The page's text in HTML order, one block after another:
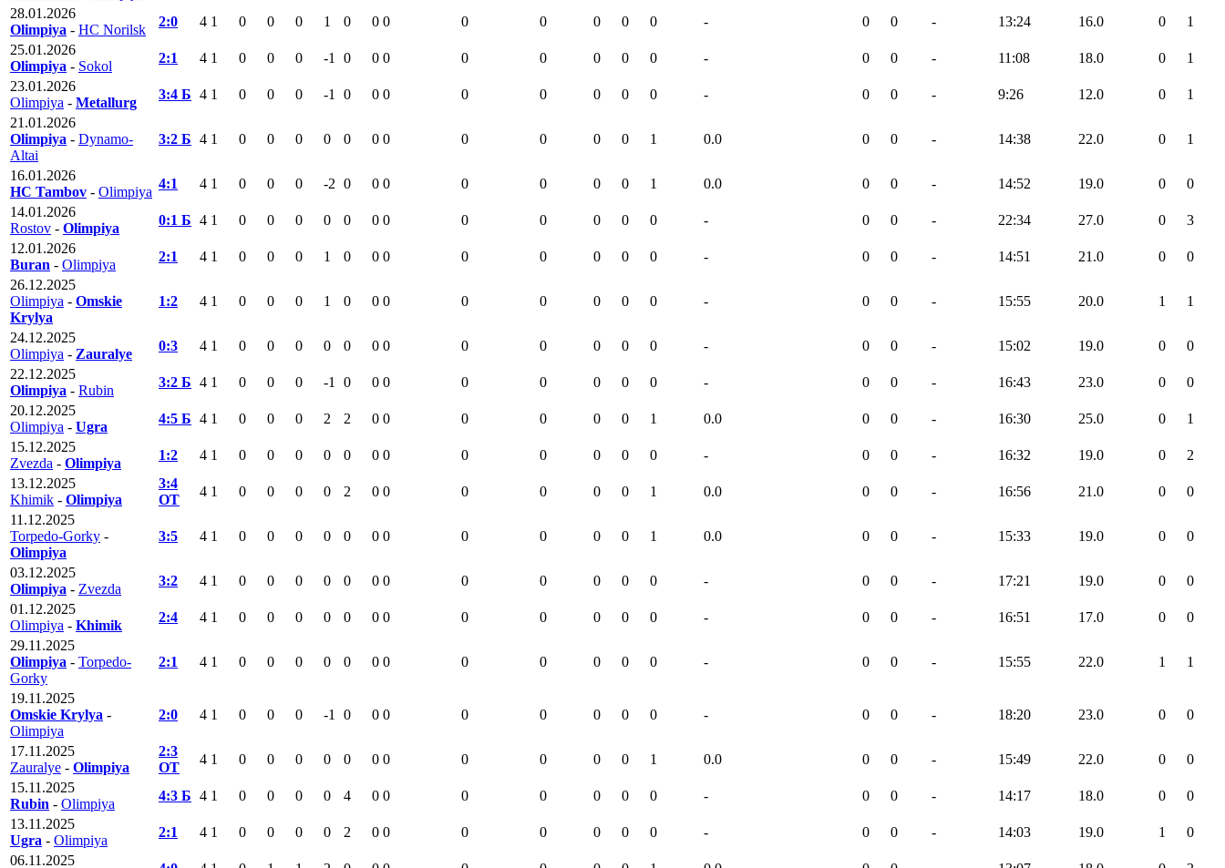
28.01.2026
Olimpiya - HC Norilsk
2:0 4 1 0 0 0 1 0 0 0 0 0 0 0 0 - 0 0 - 13:24 16.0 0
1
25.01.2026
Olimpiya - Sokol
2:1 4 1 0 0 0 -1 0 0 0 0 0 0 0 0 - 0 0 - 11:08 18.0 0
1
23.01.2026
Olimpiya - Metallurg
3:4 Б 4 1 0 0 0 -1 0 0 0 0 0 0 0 0 - 0 0 - 9:26 12.0 0
1
21.01.2026
Olimpiya - Dynamo-
Altai
3:2 Б 4 1 0 0 0 0 0 0 0 0 0 0 0 1 0.0 0 0 - 14:38 22.0 0 1
16.01.2026
HC Tambov - Olimpiya
4:1 4 1 0 0 0 -2 0 0 0 0 0 0 0 1 0.0 0 0 - 14:52 19.0 0
0
14.01.2026
Rostov - Olimpiya
0:1 Б 4 1 0 0 0 0 0 0 0 0 0 0 0 0 - 0 0 - 22:34 27.0 0
3
12.01.2026
Buran - Olimpiya
2:1 4 1 0 0 0 1 0 0 0 0 0 0 0 0 - 0 0 - 14:51 21.0 0
0
26.12.2025
Olimpiya - Omskie
Krylya
1:2 4 1 0 0 0 1 0 0 0 0 0 0 0 0 - 0 0 - 15:55 20.0 1 1
24.12.2025
Olimpiya - Zauralye
0:3 4 1 0 0 0 0 0 0 0 0 0 0 0 0 - 0 0 - 15:02 19.0 0
0
22.12.2025
Olimpiya - Rubin
3:2 Б 4 1 0 0 0 -1 0 0 0 0 0 0 0 0 - 0 0 - 16:43 23.0 0
0
20.12.2025
Olimpiya - Ugra
4:5 Б 4 1 0 0 0 2 2 0 0 0 0 0 0 1 0.0 0 0 - 16:30 25.0 0
1
15.12.2025
Zvezda - Olimpiya
1:2 4 1 0 0 0 0 0 0 0 0 0 0 0 0 - 0 0 - 16:32 19.0 0
2
13.12.2025
Khimik - Olimpiya
3:4
ОТ
4 1 0 0 0 0 2 0 0 0 0 0 0 1 0.0 0 0 - 16:56 21.0 0
0
11.12.2025
Torpedo-Gorky -
Olimpiya
3:5 4 1 0 0 0 0 0 0 0 0 0 0 0 1 0.0 0 0 - 15:33 19.0 0 0
03.12.2025
Olimpiya - Zvezda
3:2 4 1 0 0 0 0 0 0 0 0 0 0 0 0 - 0 0 - 17:21 19.0 0
0
01.12.2025
Olimpiya - Khimik
2:4 4 1 0 0 0 0 0 0 0 0 0 0 0 0 - 0 0 - 16:51 17.0 0
0
29.11.2025
Olimpiya - Torpedo-
Gorky
2:1 4 1 0 0 0 0 0 0 0 0 0 0 0 0 - 0 0 - 15:55 22.0 1 1
19.11.2025
Omskie Krylya -
Olimpiya
2:0 4 1 0 0 0 -1 0 0 0 0 0 0 0 0 - 0 0 - 18:20 23.0 0 0
17.11.2025
Zauralye - Olimpiya
2:3
ОТ
4 1 0 0 0 0 0 0 0 0 0 0 0 1 0.0 0 0 - 15:49 22.0 0
0
15.11.2025
Rubin - Olimpiya
4:3 Б 4 1 0 0 0 0 4 0 0 0 0 0 0 0 - 0 0 - 14:17 18.0 0
0
13.11.2025
Ugra - Olimpiya
2:1 4 1 0 0 0 0 2 0 0 0 0 0 0 0 - 0 0 - 14:03 19.0 1
0
06.11.2025